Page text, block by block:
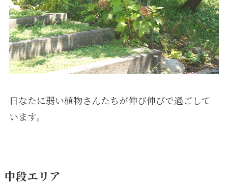
日なたに弱い植物さんたちが伸び伸びで過ごして
います。
中段エリア